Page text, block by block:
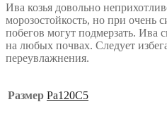
Ива козья довольно
морозостойкость, но при очень
побегов могут подмерзать. Ива
на любых почвах. Следует
переувлажнения.
Размер Ра120С5